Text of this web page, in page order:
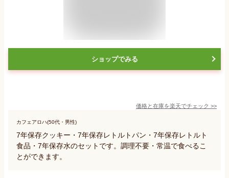
ショップでみる
価格と在庫を楽天でチェック >>
カフェアロハ(50代・男性)
7年保存クッキー・7年保存レトルトパン・7年保存レトルト
食品・7年保存水のセットです。調理不要・常温で食べるこ
とができます。